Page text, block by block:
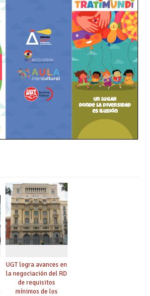
UGT logra avances en
la negociación del RD
de requisitos
mínimos de los